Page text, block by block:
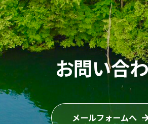
お問い合
メールフォームへ